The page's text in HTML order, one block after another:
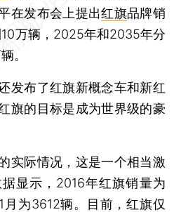
在发布会上提出红旗品牌销
万辆，2025年和2035年分
。
布了红旗新概念车和新红
旗的目标是成为世界级的豪
际情况，这是一个相当激
显示，2016年红旗销量为
月为3612辆。目前，红旗仅